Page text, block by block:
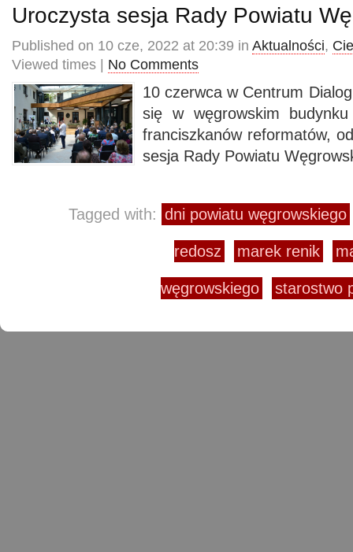
Uroczysta sesja Rady Powiatu
Published on 10 cze, 2022 at 20:39 in Aktualności,
Viewed times | No Comments
10 czerwca w Centrum
się w węgrowskim
franciszkanów reformatów,
sesja Rady Powiatu
Tagged with: dni powiatu węgrowskiego
redosz marek renik
węgrowskiego starostwo